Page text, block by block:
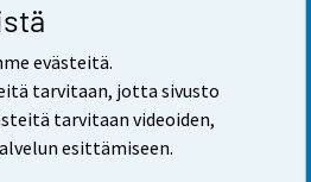
evästeitä.
tarvitaan, jotta sivusto
tarvitaan videoiden,
esittämiseen.